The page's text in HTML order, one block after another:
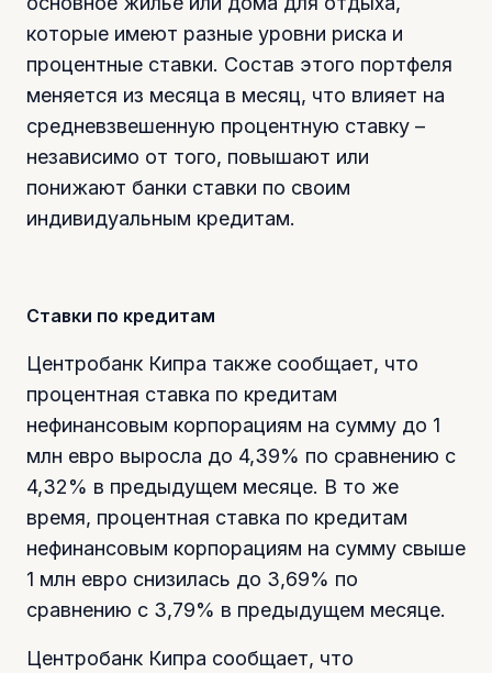
которые имеют разные уровни риска и
процентные ставки. Состав этого портфеля
меняется из месяца в месяц, что влияет на
средневзвешенную процентную ставку –
независимо от того, повышают или
понижают банки ставки по своим
индивидуальным кредитам.
Ставки по кредитам
Центробанк Кипра также сообщает, что
процентная ставка по кредитам
нефинансовым корпорациям на сумму до 1
млн евро выросла до 4,39% по сравнению с
4,32% в предыдущем месяце. В то же
время, процентная ставка по кредитам
нефинансовым корпорациям на сумму свыше
1 млн евро снизилась до 3,69% по
сравнению с 3,79% в предыдущем месяце.
Центробанк Кипра сообщает, что